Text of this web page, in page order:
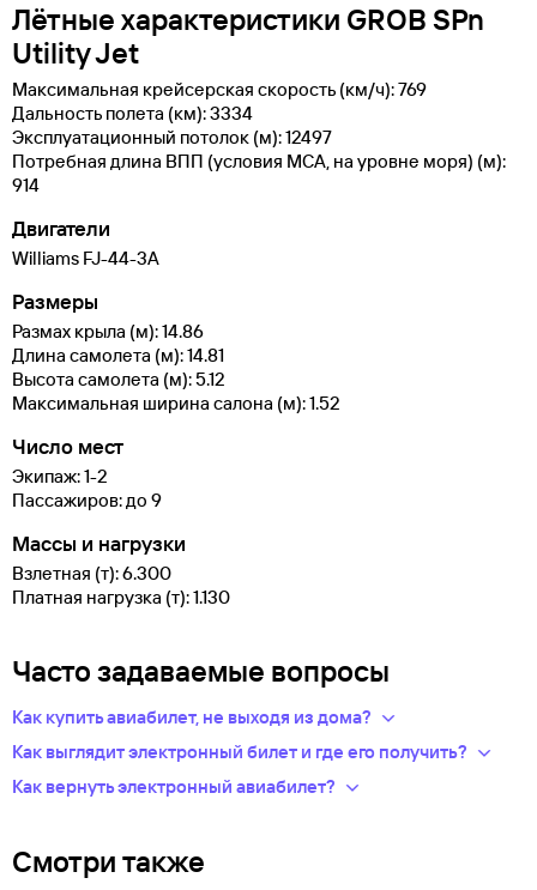
Лётные характеристики GROB SPn
Utility Jet
Максимальная крейсерская скорость (км/ч): 769
Дальность полета (км): 3334
Эксплуатационный потолок (м): 12497
Потребная длина ВПП (условия МСА, на уровне моря) (м):
914
Двигатели
Williams FJ-44-3A
Размеры
Размах крыла (м): 14.86
Длина самолета (м): 14.81
Высота самолета (м): 5.12
Максимальная ширина салона (м): 1.52
Число мест
Экипаж: 1-2
Пассажиров: до 9
Массы и нагрузки
Взлетная (т): 6.300
Платная нагрузка (т): 1.130
Часто задаваемые вопросы
Как купить авиабилет, не выходя из дома?
Укажите в нужных полях маршрут, дату поездки и число
из предложений сотен авиакомпаний.
оформления билетов. Туту.ру передает их только
Как выглядит электронный билет и где его получить?
После оплаты на сайте, в базе данных авиакомпании
у авиакомпании-перевозчика.
Как вернуть электронный авиабилет?
вернуть.
Смотри также